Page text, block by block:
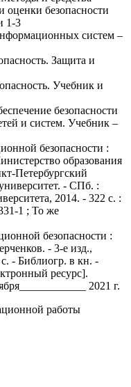
оценки безопасности
1-3
систем –
Защита и
Учебник и
безопасности
и систем. Учебник –
безопасности :
образования
Петербургский
- СПб. :
2014. - 322 с. :
1 ; То же
безопасности :
- 3-е изд.,
- Библиогр. в кн. -
ресурс].
2021 г.
работы